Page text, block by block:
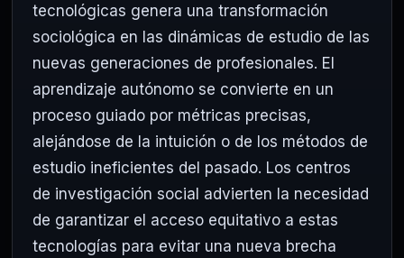
tecnológicas genera una transformación
sociológica en las dinámicas de estudio de las
nuevas generaciones de profesionales. El
aprendizaje autónomo se convierte en un
proceso guiado por métricas precisas,
alejándose de la intuición o de los métodos de
estudio ineficientes del pasado. Los centros
de investigación social advierten la necesidad
de garantizar el acceso equitativo a estas
tecnologías para evitar una nueva brecha